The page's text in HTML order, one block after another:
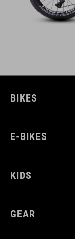
BIKES
E-BIKES
KIDS
GEAR